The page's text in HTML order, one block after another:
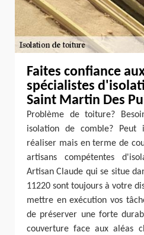
Faites confiance
spécialistes
Saint Martin Des
Problème de toiture?
isolation de comble?
réaliser mais en terme de
artisans compétentes
Artisan Claude qui se situe
11220 sont toujours à votre
mettre en exécution vos
de préserver une forte
couverture face aux aléas